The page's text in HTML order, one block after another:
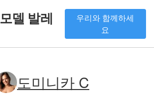
모델 발레
우리와 함께하세
요
도미니카 C